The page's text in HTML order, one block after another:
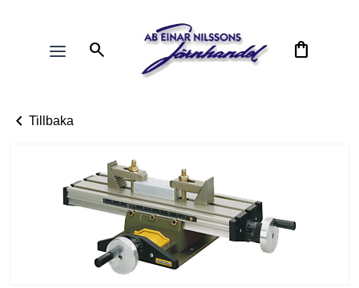
search shopping_bag
chevron_left Tillbaka